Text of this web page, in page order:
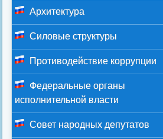
Архитектура
Силовые структуры
Противодействие коррупции
Федеральные органы
исполнительной власти
Совет народных депутатов